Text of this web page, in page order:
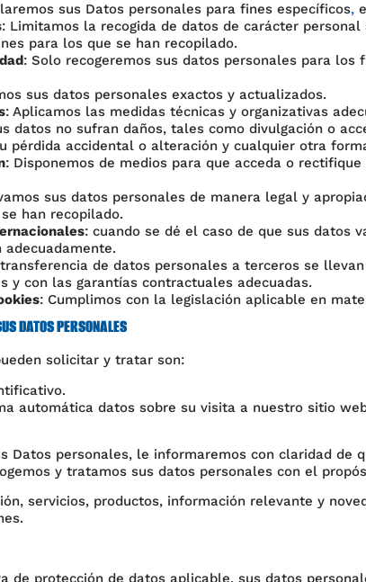
sus Datos personales para fines específicos,
: Limitamos la recogida de datos de carácter
para los que se han recopilado.
: Solo recogeremos sus datos personales para los
sus datos personales exactos y actualizados.
: Aplicamos las medidas técnicas y organizativas
datos no sufran daños, tales como divulgación o
pérdida accidental o alteración y cualquier otra
: Disponemos de medios para que acceda o
sus datos personales de manera legal y
han recopilado.
: cuando se dé el caso de que sus datos
adecuadamente.
de datos personales a terceros se
y con las garantías contractuales adecuadas.
: Cumplimos con la legislación aplicable en
DATOS PERSONALES
solicitar y tratar son:
automática datos sobre su visita a nuestro sitio
Datos personales, le informaremos con claridad de
y tratamos sus datos personales con el
servicios, productos, información relevante y